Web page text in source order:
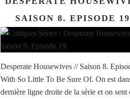
SAISON 8. EPISODE
Desperate Housewives // Saison 8.
With So Little To Be Sure Of. On est
dernière ligne droite de la série et on sent